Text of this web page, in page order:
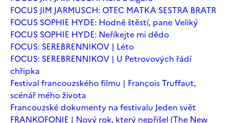
FOCUS JIM JARMUSCH: OTEC MATKA SESTRA BRATR
FOCUS SOPHIE HYDE: Hodně štěstí, pane Veliký
FOCUS SOPHIE HYDE: Neříkejte mi dědo
FOCUS: SEREBRENNIKOV | Léto
FOCUS: SEREBRENNIKOV | U Petrovových řádí
chřipka
Festival francouzského filmu | François Truffaut,
scénář mého života
Francouzské dokumenty na festivalu Jeden svět
FRANKOFONIE | Nový rok, který nepřišel (The New